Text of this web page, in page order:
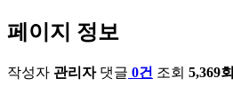
페이지 정보
작성자 관리자 댓글 0건 조회 5,369회